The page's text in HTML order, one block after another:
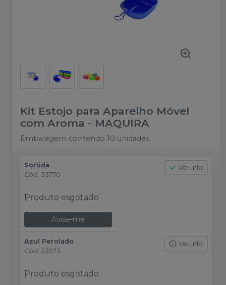
Kit Estojo para Aparelho Móvel
com Aroma - MAQUIRA
Embalagem contendo 10 unidades
Sortida
Cód. 33770
Ver info
Produto esgotado
Avise-me
Azul Perolado
Cód. 33973
Ver info
Produto esgotado